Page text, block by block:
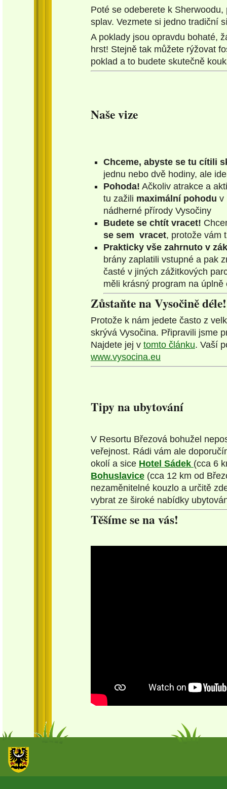
Poté se odeberete k
splav. Vezmete si jedno tradiční
A poklady jsou opravdu bohaté,
hrst! Stejně tak můžete rýžovat
poklad a to budete skutečně
Naše vize
Chceme, abyste se tu cítili
jednu nebo dvě hodiny, ale
Pohoda! Ačkoliv atrakce a
tu zažili maximální pohodu v
nádherné přírody Vysočiny
Budete se chtít vracet!
se sem vracet, protože vám
Prakticky vše zahrnuto v
brány zaplatili vstupné a pak
časté v jiných zážitkových
měli krásný program na
Zůstaňte na Vysočině déle!
Protože k nám jedete často z
skrývá Vysočina. Připravili jsme
Najdete jej v tomto článku. Vaší
www.vysocina.eu
Tipy na ubytování
V Resortu Březová bohužel
veřejnost. Rádi vám ale
okolí a sice Hotel Sádek (cca 6
Bohuslavice (cca 12 km od
nezaměnitelné kouzlo a určitě
vybrat ze široké nabídky
Těšíme se na vás!